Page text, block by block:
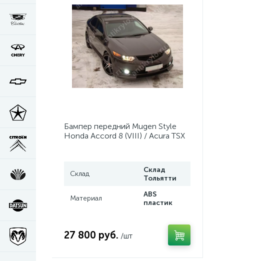
Бампер передний Mugen Style
Honda Accord 8 (VIII) / Acura TSX
Склад
Склад
Тольятти
Материал
ABS
пластик
27 800 руб. /шт